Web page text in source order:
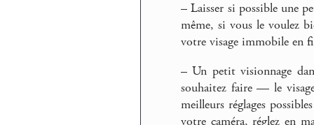
– Laisser si possible une
même, si vous le voulez
votre visage immobile en
– Un petit visionnage
souhaitez faire –– le
meilleurs réglages
votre caméra, réglez en